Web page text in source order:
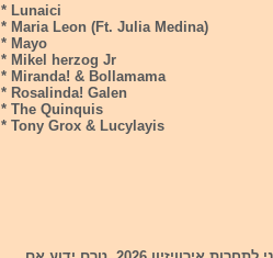
* Lunaici
* Maria Leon (Ft. Julia Medina)
* Mayo
* Mikel herzog Jr
* Miranda! & Bollamama
* Rosalinda! Galen
* The Quinquis
* Tony Grox & Lucylayis